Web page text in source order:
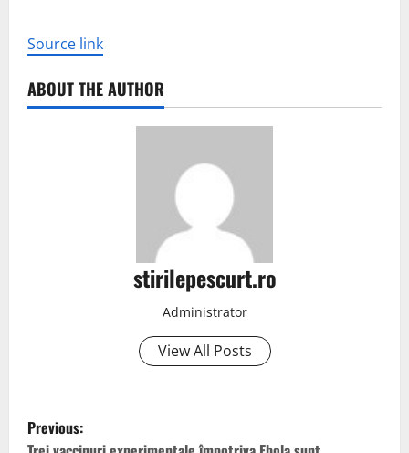
Source link
ABOUT THE AUTHOR
stirilepescurt.ro
Administrator
View All Posts
P
Previous: